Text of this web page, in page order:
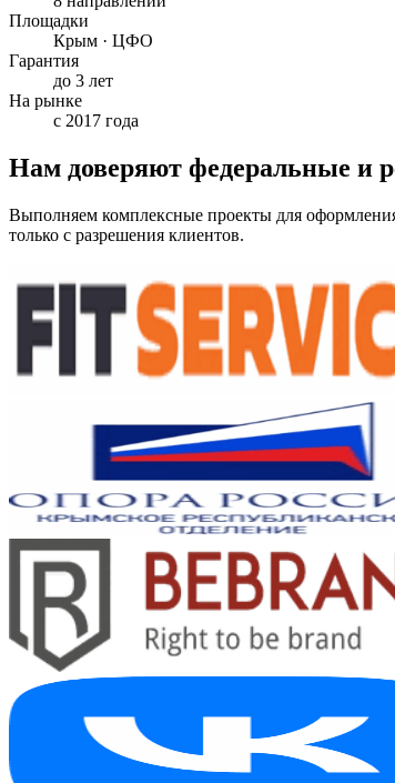
Площадки
Крым · ЦФО
Гарантия
до 3 лет
На рынке
с 2017 года
Нам доверяют федеральные и
Выполняем комплексные проекты для
только с разрешения клиентов.